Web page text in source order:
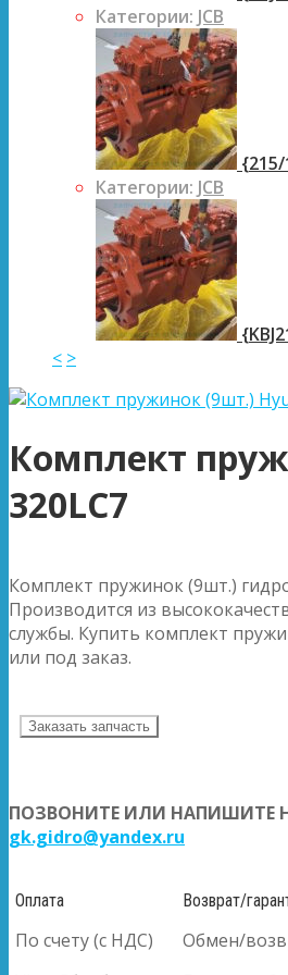
Категории: JCB
{215/
Категории: JCB
< >
Комплект
320LC7
Комплект пружинок (9шт.)
Производится из
службы. Купить комплект
или под заказ.
Заказать запчасть
ПОЗВОНИТЕ ИЛИ НАПИШИТЕ
gk.gidro@yandex.ru
Оплата
По счету (с НДС)
Возврат/
Обмен/